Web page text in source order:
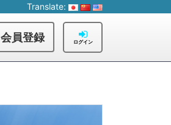
Translate:
会員登録 ログイン